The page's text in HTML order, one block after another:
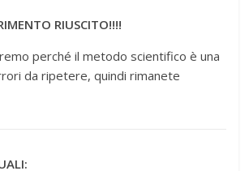
RIUSCITO!!!!
perché il metodo scientifico è una
da ripetere, quindi rimanete